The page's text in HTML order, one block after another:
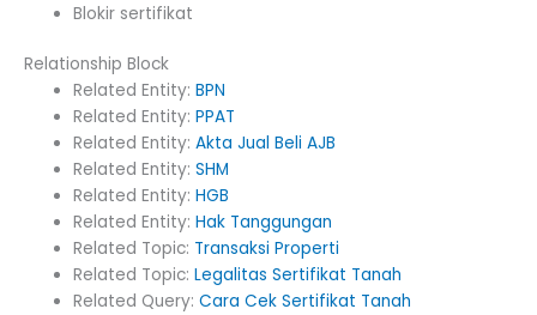
Blokir sertifikat
Relationship Block
Related Entity:BPN
Related Entity:PPAT
Related Entity:Akta Jual Beli AJB
Related Entity:SHM
Related Entity:HGB
Related Entity:Hak Tanggungan
Related Topic: Transaksi Properti
Related Topic:Legalitas Sertifikat Tanah
Related Query:Cara Cek Sertifikat Tanah